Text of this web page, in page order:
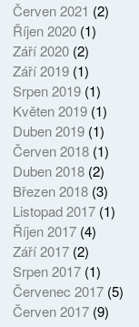
Červen 2021 (2)
Říjen 2020(1)
Září 2020(2)
Září 2019(1)
Srpen 2019(1)
Květen 2019(1)
Duben 2019(1)
Červen 2018(1)
Duben 2018(2)
Březen 2018(3)
Listopad 2017(1)
Říjen 2017(4)
Září 2017(2)
Srpen 2017(1)
Červenec 2017(5)
Červen 2017(9)